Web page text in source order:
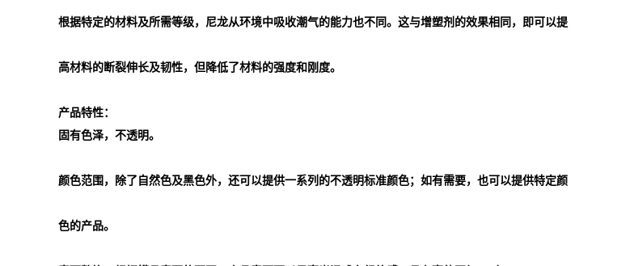
根据特定的材料及所需等级，尼龙从环境中吸收潮气的能力也不同。这与增塑剂的效果相同，即可以提
高材料的断裂伸长及韧性，但降低了材料的强度和刚度。
产品特性：
固有色泽，不透明。
颜色范围，除了自然色及黑色外，还可以提供一系列的不透明标准颜色；如有需要，也可以提供特定颜
色的产品。